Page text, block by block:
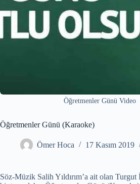
Öğretmenler Günü Video
Öğretmenler Günü (Karaoke)
Ömer Hoca 17 Kasım 2019
Söz-Müzik Salih Yıldırım’a ait olan Turgut